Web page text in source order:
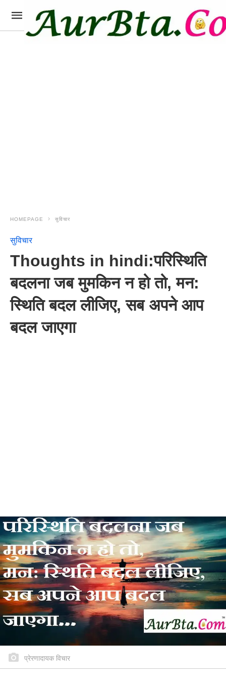
HOMEPAGE सुविचार
सुविचार
Thoughts in hindi:परिस्थिति
बदलना जब मुमकिन न हो तो, मन:
स्थिति बदल लीजिए, सब अपने आप
बदल जाएगा
प्रेरणादायक विचार